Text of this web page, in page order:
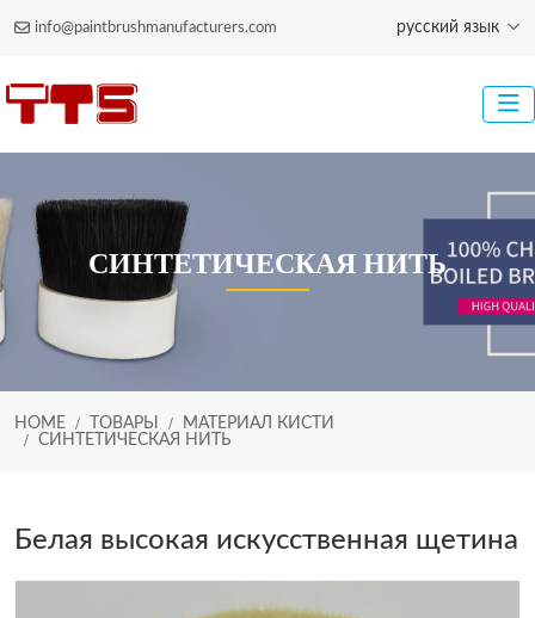
info@paintbrushmanufacturers.com русский язык
СИНТЕТИЧЕСКАЯ НИТЬ
HOME ТОВАРЫ
МАТЕРИАЛ КИСТИ
СИНТЕТИЧЕСКАЯ НИТЬ
Белая высокая искусственная щетина